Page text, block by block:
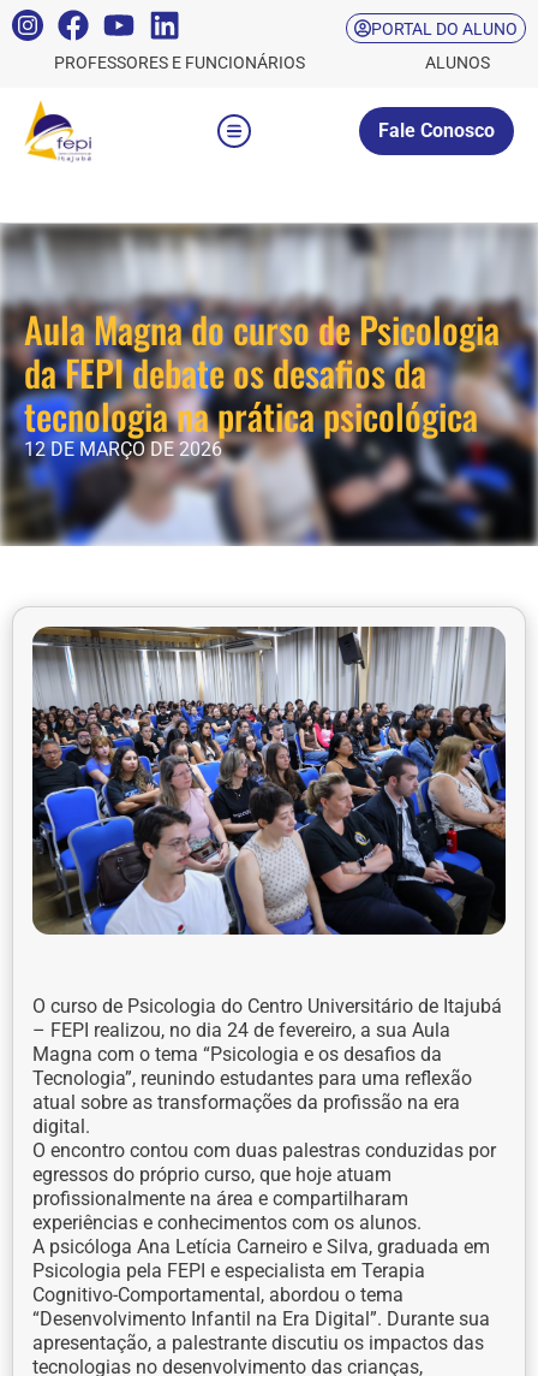
PORTAL DO ALUNO
PROFESSORES E FUNCIONÁRIOS
ALUNOS
Fale Conosco
Aula Magna do curso de Psicologia
da FEPI debate os desafios da
tecnologia na prática psicológica
12 DE MARÇO DE 2026
O curso de Psicologia do Centro Universitário de Itajubá
– FEPI realizou, no dia 24 de fevereiro, a sua Aula
Magna com o tema “Psicologia e os desafios da
Tecnologia”, reunindo estudantes para uma reflexão
atual sobre as transformações da profissão na era
digital.
O encontro contou com duas palestras conduzidas por
egressos do próprio curso, que hoje atuam
profissionalmente na área e compartilharam
experiências e conhecimentos com os alunos.
A psicóloga Ana Letícia Carneiro e Silva, graduada em
Psicologia pela FEPI e especialista em Terapia
Cognitivo-Comportamental, abordou o tema
“Desenvolvimento Infantil na Era Digital”. Durante sua
apresentação, a palestrante discutiu os impactos das
tecnologias no desenvolvimento das crianças,